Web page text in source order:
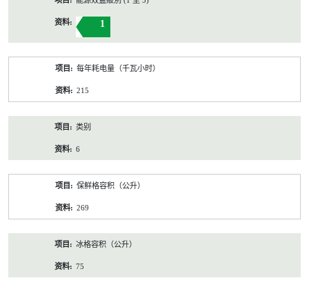
1
每年耗电量（千瓦小时）
215
类别
6
保鲜格容积（公升）
269
冰格容积（公升）
75